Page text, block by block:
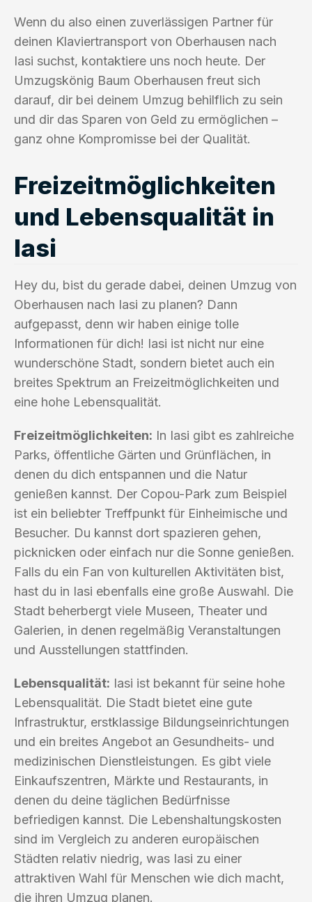
Wenn du also einen zuverlässigen Partner für
deinen Klaviertransport von Oberhausen nach
Iasi suchst, kontaktiere uns noch heute. Der
Umzugskönig Baum Oberhausen freut sich
darauf, dir bei deinem Umzug behilflich zu sein
und dir das Sparen von Geld zu ermöglichen –
ganz ohne Kompromisse bei der Qualität.
Freizeitmöglichkeiten
und Lebensqualität in
Iasi
Hey du, bist du gerade dabei, deinen Umzug von
Oberhausen nach Iasi zu planen? Dann
aufgepasst, denn wir haben einige tolle
Informationen für dich! Iasi ist nicht nur eine
wunderschöne Stadt, sondern bietet auch ein
breites Spektrum an Freizeitmöglichkeiten und
eine hohe Lebensqualität.
Freizeitmöglichkeiten: In Iasi gibt es zahlreiche
Parks, öffentliche Gärten und Grünflächen, in
denen du dich entspannen und die Natur
genießen kannst. Der Copou-Park zum Beispiel
ist ein beliebter Treffpunkt für Einheimische und
Besucher. Du kannst dort spazieren gehen,
picknicken oder einfach nur die Sonne genießen.
Falls du ein Fan von kulturellen Aktivitäten bist,
hast du in Iasi ebenfalls eine große Auswahl. Die
Stadt beherbergt viele Museen, Theater und
Galerien, in denen regelmäßig Veranstaltungen
und Ausstellungen stattfinden.
Lebensqualität: Iasi ist bekannt für seine hohe
Lebensqualität. Die Stadt bietet eine gute
Infrastruktur, erstklassige Bildungseinrichtungen
und ein breites Angebot an Gesundheits- und
medizinischen Dienstleistungen. Es gibt viele
Einkaufszentren, Märkte und Restaurants, in
denen du deine täglichen Bedürfnisse
befriedigen kannst. Die Lebenshaltungskosten
sind im Vergleich zu anderen europäischen
Städten relativ niedrig, was Iasi zu einer
attraktiven Wahl für Menschen wie dich macht,
die ihren Umzug planen.